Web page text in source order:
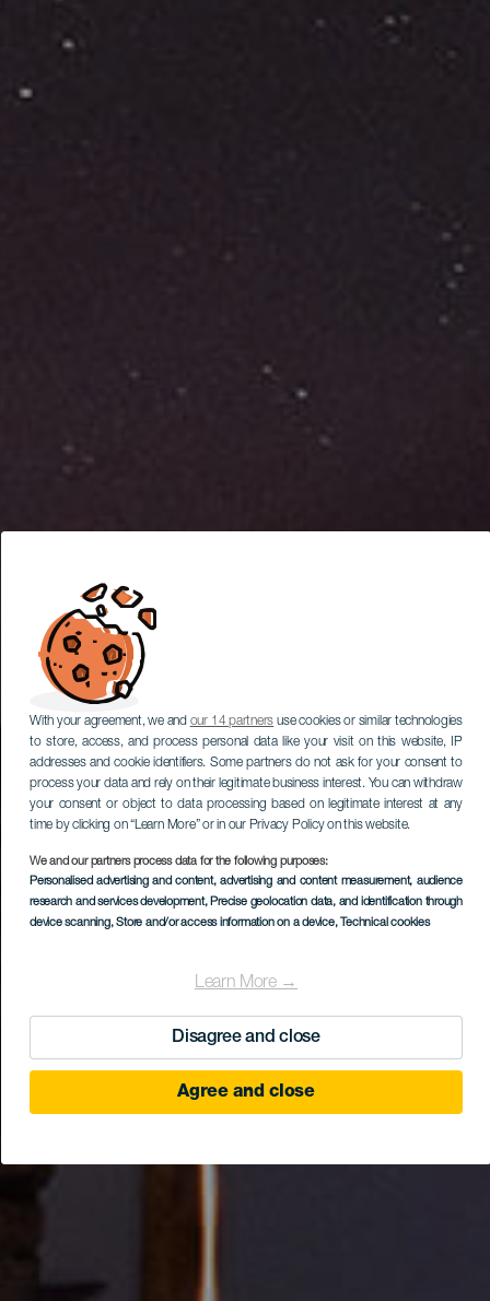
With your agreement, we and our 14 partners use cookies or similar technologies
to store, access, and process personal data like your visit on this website, IP
addresses and cookie identifiers. Some partners do not ask for your consent to
process your data and rely on their legitimate business interest. You can withdraw
your consent or object to data processing based on legitimate interest at any
time by clicking on “Learn More” or in our Privacy Policy on this website.
We and our partners process data for the following purposes:
Personalised advertising and content, advertising and content measurement, audience
research and services development, Precise geolocation data, and identification through
device scanning, Store and/or access information on a device, Technical cookies
Learn More →
Disagree and close
Agree and close